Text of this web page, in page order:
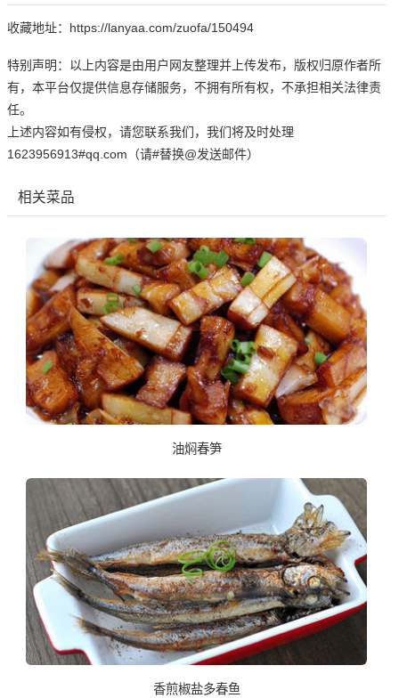
收藏地址：https://lanyaa.com/zuofa/150494
特别声明：以上内容是由用户网友整理并上传发布，版权归原作者所
有，本平台仅提供信息存储服务，不拥有所有权，不承担相关法律责
任。
上述内容如有侵权，请您联系我们，我们将及时处理
1623956913#qq.com（请#替换@发送邮件）
相关菜品
油焖春笋
香煎椒盐多春鱼